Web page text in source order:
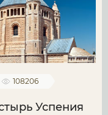
108206
Успения